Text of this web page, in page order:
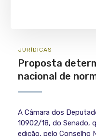
JURÍ­DICAS
Proposta
nacional de
A Câmara dos
10902/18, do Senado,
edição, pelo Conselho